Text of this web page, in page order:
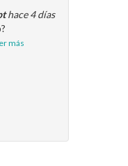
hace 4 días
más